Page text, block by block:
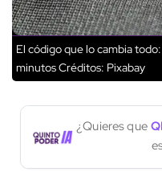
El código que lo cambia
minutosCréditos: Pixabay
¿Quieres que